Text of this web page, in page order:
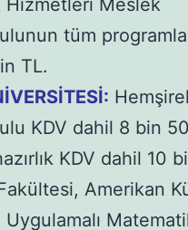
tüm
TL.
KDV dahil 8 bin
KDV dahil 10
Amerikan
Uygulamalı